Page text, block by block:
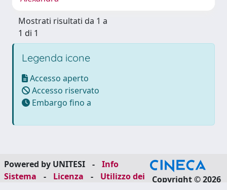
Mostrati risultati da 1 a
1 di 1
Legenda icone
Accesso aperto
Accesso riservato
Embargo fino a
Powered by UNITESI -
Info
Sistema
- Licenza -
Utilizzo dei
Copyright © 2026